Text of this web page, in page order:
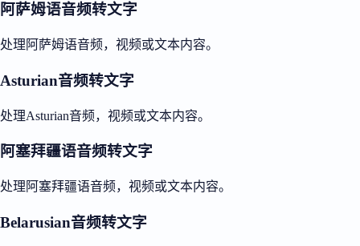
阿萨姆语音频转文字
处理阿萨姆语音频，视频或文本内容。
Asturian音频转文字
处理Asturian音频，视频或文本内容。
阿塞拜疆语音频转文字
处理阿塞拜疆语音频，视频或文本内容。
Belarusian音频转文字